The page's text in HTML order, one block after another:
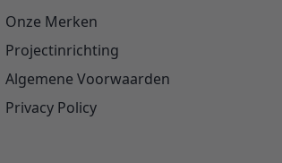
Onze Merken
Projectinrichting
Algemene Voorwaarden
Privacy Policy